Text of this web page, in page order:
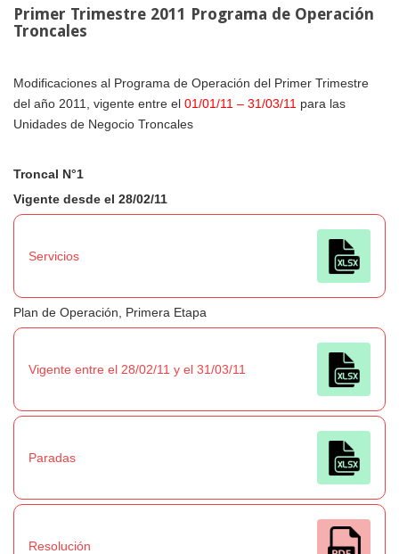
Primer Trimestre 2011 Programa de Operación
Troncales
Modificaciones al Programa de Operación del Primer Trimestre
del año 2011, vigente entre el 01/01/11 – 31/03/11 para las
Unidades de Negocio Troncales
Troncal N°1
Vigente desde el 28/02/11
Servicios
Plan de Operación, Primera Etapa
Vigente entre el 28/02/11 y el 31/03/11
Paradas
Resolución